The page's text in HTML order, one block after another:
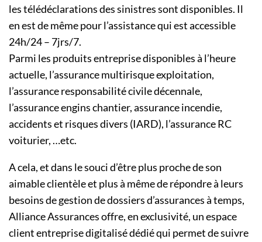
les télédéclarations des sinistres sont disponibles. Il
en est de même pour l’assistance qui est accessible
24h/24 – 7jrs/7.
Parmi les produits entreprise disponibles à l’heure
actuelle, l’assurance multirisque exploitation,
l’assurance responsabilité civile décennale,
l’assurance engins chantier, assurance incendie,
accidents et risques divers (IARD), l’assurance RC
voiturier, …etc.
A cela, et dans le souci d’être plus proche de son
aimable clientèle et plus à même de répondre à leurs
besoins de gestion de dossiers d’assurances à temps,
Alliance Assurances offre, en exclusivité, un espace
client entreprise digitalisé dédié qui permet de suivre